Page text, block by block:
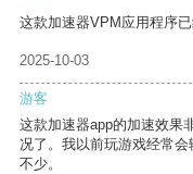
这款加速器VPM应用程序
2025-10-03
游客
这款加速器app的加速效果
况了。我以前玩游戏经常
不少。